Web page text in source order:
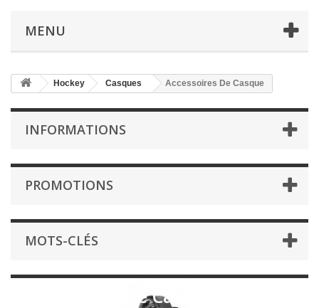
MENU
Hockey Casques Accessoires De Casque
INFORMATIONS
PROMOTIONS
MOTS-CLÉS
Accessoires De Casque